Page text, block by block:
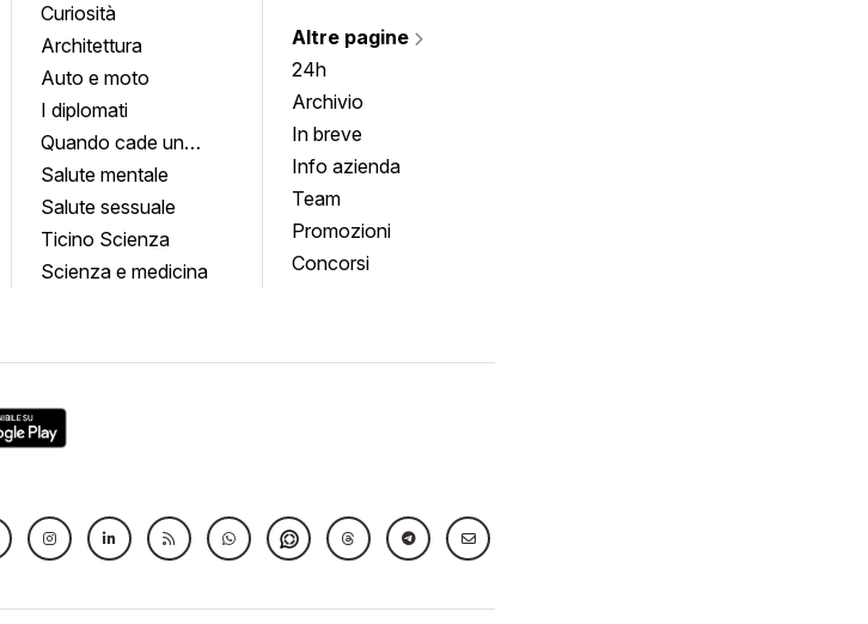
Curiosità
Architettura
Auto e moto
I diplomati
Quando cade un
quadro
Salute mentale
Salute sessuale
Ticino Scienza
Scienza e medicina
Altre pagine
24h
Archivio
In breve
Info azienda
Team
Promozioni
Concorsi